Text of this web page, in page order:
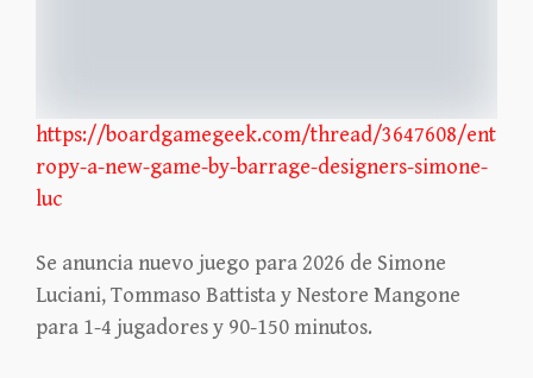
https://boardgamegeek.com/thread/3647608/ent
ropy-a-new-game-by-barrage-designers-simone-
luc
Se anuncia nuevo juego para 2026 de Simone
Luciani, Tommaso Battista y Nestore Mangone
para 1-4 jugadores y 90-150 minutos.